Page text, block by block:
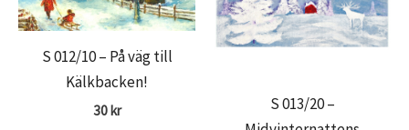
S 012/10 – På väg till
Kälkbacken!
30 kr
S 013/20 –